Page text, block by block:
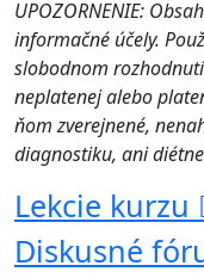
UPOZORNENIE:
informačné účely.
slobodnom
neplatenej alebo
ňom zverejnené,
diagnostiku, ani
Lekcie kurzu
Diskusné